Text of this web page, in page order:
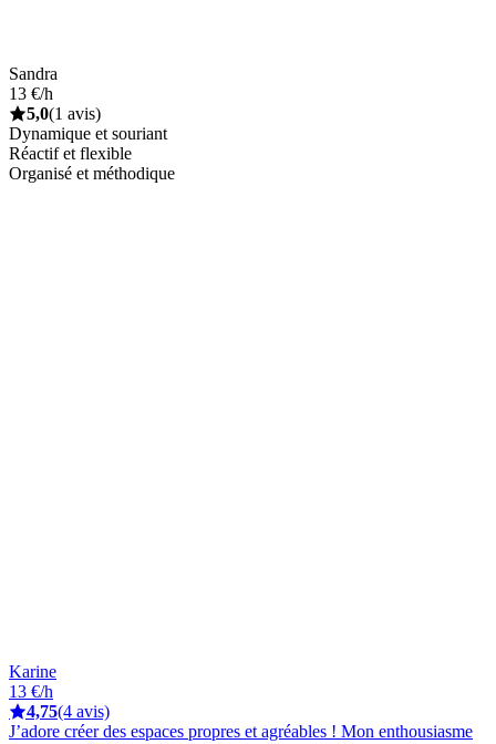
Sandra
13 €/h
5,0(1 avis)
Dynamique et souriant
Réactif et flexible
Organisé et méthodique
Karine
13 €/h
4,75(4 avis)
J’adore créer des espaces propres et agréables ! Mon enthousiasme